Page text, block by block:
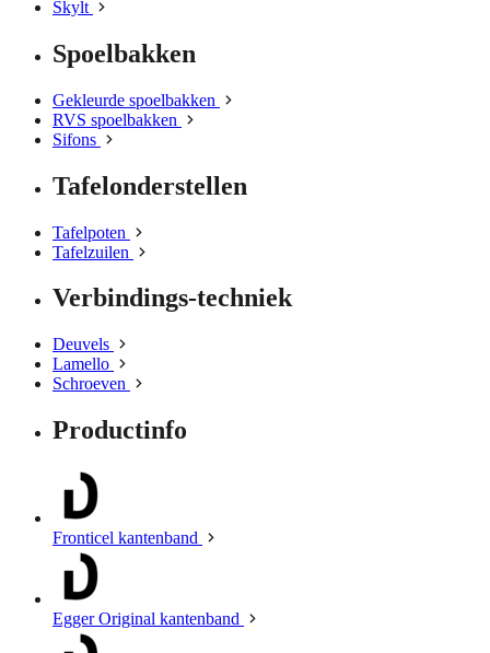
Skylt
Spoelbakken
Gekleurde spoelbakken
RVS spoelbakken
Sifons
Tafelonderstellen
Tafelpoten
Tafelzuilen
Verbindings-techniek
Deuvels
Lamello
Schroeven
Productinfo
Fronticel kantenband
Egger Original kantenband